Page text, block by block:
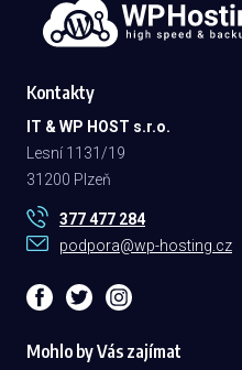
Kontakty
IT & WP HOST s.r.o.
Lesní 1131/19
31200 Plzeň
377 477 284
podpora@wp-hosting.cz
Mohlo by Vás zajímat